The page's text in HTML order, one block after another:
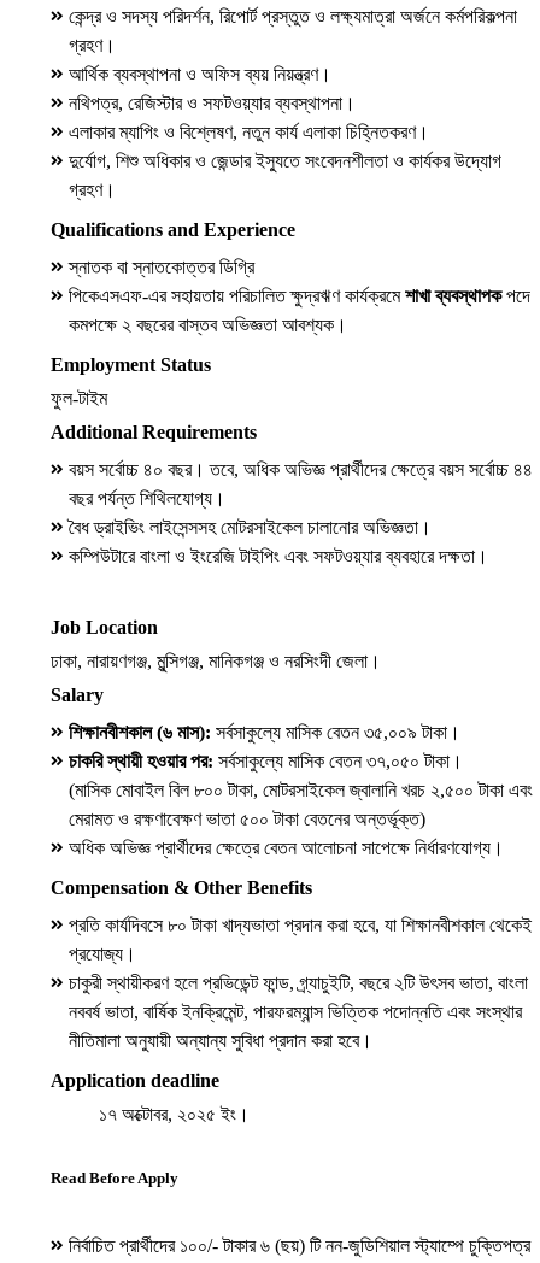
কেন্দ্র ও সদস্য পরিদর্শন, রিপোর্ট প্রস্তুত ও লক্ষ্যমাত্রা অর্জনে কর্মপরিকল্পনা
গ্রহণ।
আর্থিক ব্যবস্থাপনা ও অফিস ব্যয় নিয়ন্ত্রণ।
নথিপত্র, রেজিস্টার ও সফটওয়্যার ব্যবস্থাপনা।
এলাকার ম্যাপিং ও বিশ্লেষণ, নতুন কার্য এলাকা চিহ্নিতকরণ।
দুর্যোগ, শিশু অধিকার ও জেন্ডার ইস্যুতে সংবেদনশীলতা ও কার্যকর উদ্যোগ
গ্রহণ।
Qualifications and Experience
স্নাতক বা স্নাতকোত্তর ডিগ্রি
পিকেএসএফ-এর সহায়তায় পরিচালিত ক্ষুদ্রঋণ কার্যক্রমেশাখা ব্যবস্থাপকপদে
কমপক্ষে ২ বছরের বাস্তব অভিজ্ঞতা আবশ্যক।
Employment Status
ফুল-টাইম
Additional Requirements
বয়স সর্বোচ্চ ৪০ বছর। তবে, অধিক অভিজ্ঞ প্রার্থীদের ক্ষেত্রে বয়স সর্বোচ্চ ৪৪
বছর পর্যন্ত শিথিলযোগ্য।
বৈধ ড্রাইভিং লাইসেন্সসহ মোটরসাইকেল চালানোর অভিজ্ঞতা।
কম্পিউটারে বাংলা ও ইংরেজি টাইপিং এবং সফটওয়্যার ব্যবহারে দক্ষতা।
Job Location
ঢাকা, নারায়ণগঞ্জ, মুন্সিগঞ্জ, মানিকগঞ্জ ও নরসিংদী জেলা।
Salary
শিক্ষানবীশকাল (৬ মাস): সর্বসাকুল্যে মাসিক বেতন ৩৫,০০৯ টাকা।
চাকরি স্থায়ী হওয়ার পর: সর্বসাকুল্যে মাসিক বেতন ৩৭,০৫০ টাকা।
(মাসিক মোবাইল বিল ৮০০ টাকা, মোটরসাইকেল জ্বালানি খরচ ২,৫০০ টাকা এবং
মেরামত ও রক্ষণাবেক্ষণ ভাতা ৫০০ টাকা বেতনের অন্তর্ভূক্ত)
অধিক অভিজ্ঞ প্রার্থীদের ক্ষেত্রে বেতন আলোচনা সাপেক্ষে নির্ধারণযোগ্য।
Compensation & Other Benefits
প্রতি কার্যদিবসে ৮০ টাকা খাদ্যভাতা প্রদান করা হবে, যা শিক্ষানবীশকাল থেকেই
প্রযোজ্য।
চাকুরী স্থায়ীকরণ হলে প্রভিডেন্ট ফান্ড, গ্র্যাচুইটি, বছরে ২টি উৎসব ভাতা, বাংলা
নববর্ষ ভাতা, বার্ষিক ইনক্রিমেন্ট, পারফরম্যান্স ভিত্তিক পদোন্নতি এবং সংস্থার
নীতিমালা অনুযায়ী অন্যান্য সুবিধা প্রদান করা হবে।
Application deadline
১৭ অক্টোবর, ২০২৫ ইং।
Read Before Apply
নির্বাচিত প্রার্থীদের ১০০/- টাকার ৬ (ছয়) টি নন-জুডিশিয়াল স্ট্যাম্পে চুক্তিপত্র